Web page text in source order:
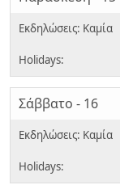
Σάββατο - 16